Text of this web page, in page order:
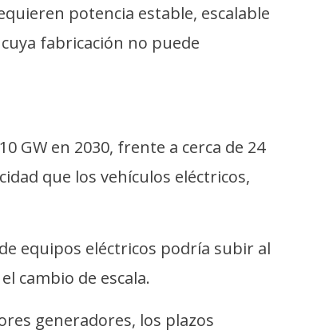
potencia estable, escalable
fabricación no puede
GW en 2030, frente a cerca de 24
que los vehículos eléctricos,
equipos eléctricos podría subir al
cambio de escala.
generadores, los plazos